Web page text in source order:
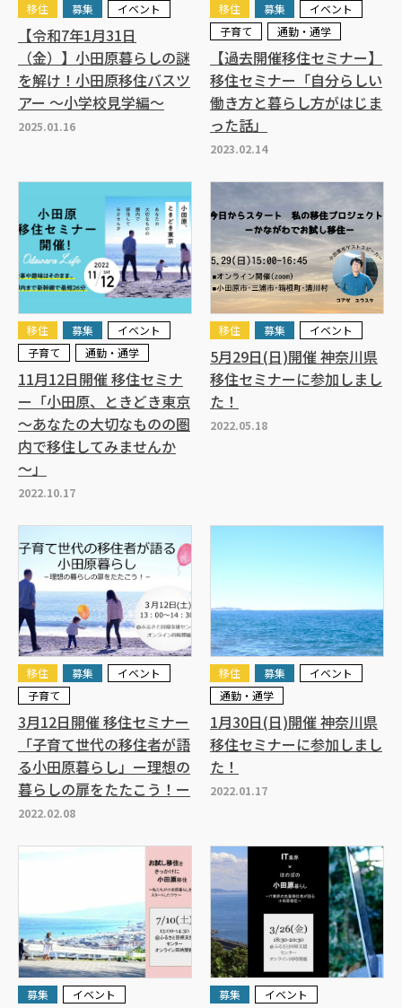
2025.01.16
移住 募集 イベント
【令和7年1月31日
（金）】小田原暮らしの謎
を解け！小田原移住バスツ
アー ～小学校見学編～
2023.02.14
移住 募集
イベント
子育て
通勤・通学
【過去開催移住セミナー】
移住セミナー「自分らしい
働き方と暮らし方がはじま
った話」
2022.10.17
移住 募集
イベント
子育て
通勤・通学
11月12日開催 移住セミナ
ー「小田原、ときどき東京
～あなたの大切なものの圏
内で移住してみませんか
～」
2022.05.18
移住 募集 イベント
5月29日(日)開催 神奈川県
移住セミナーに参加しまし
た！
2022.02.08
移住 募集
イベント
子育て
3月12日開催 移住セミナー
「子育て世代の移住者が語
る小田原暮らし」ー理想の
暮らしの扉をたたこう！ー
2022.01.17
移住 募集
イベント
通勤・通学
1月30日(日)開催 神奈川県
移住セミナーに参加しまし
た！
募集 イベント 募集 イベント